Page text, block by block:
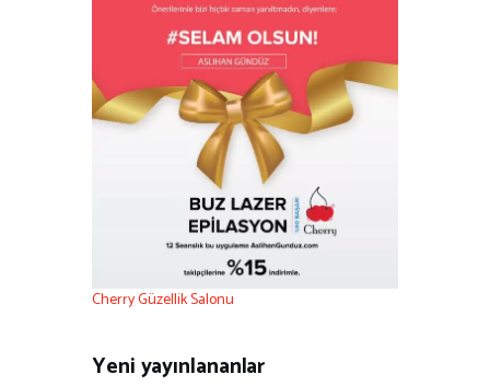
Cherry Güzellik Salonu
Yeni yayınlananlar